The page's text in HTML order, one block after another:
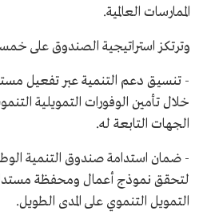
الممارسات العالمية.
وترتكز استراتيجية الصندوق على
- تنسيق دعم التنمية عبر تفعيل
خلال تأمين الوفورات التمويلية
الجهات التابعة له.
- ضمان استدامة صندوق التنمية
لتحقق نموذج أعمال ومحفظة
التمويل التنموي على المدى الطويل.